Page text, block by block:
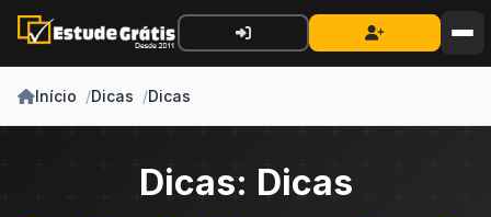
Início Dicas Dicas
Dicas: Dicas